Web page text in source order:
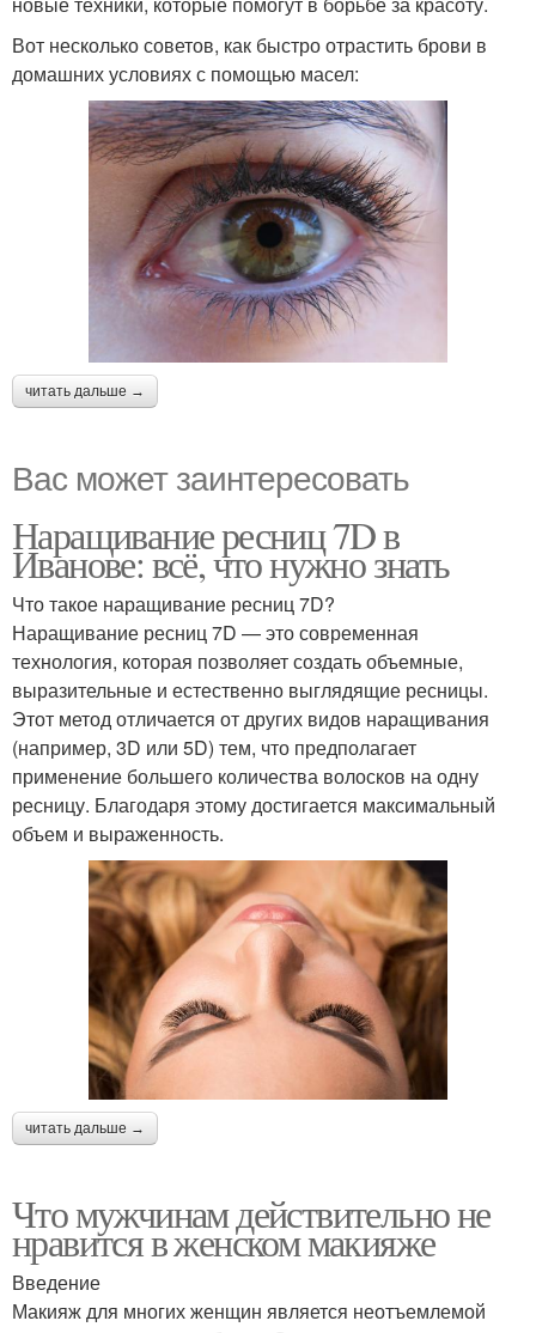
Вот несколько советов, как быстро отрастить брови в
домашних условиях с помощью масел:
читать дальше →
Вас может заинтересовать
Наращивание ресниц 7D в
Иванове: всё, что нужно знать
Что такое наращивание ресниц 7D?
Наращивание ресниц 7D — это современная
технология, которая позволяет создать объемные,
выразительные и естественно выглядящие ресницы.
Этот метод отличается от других видов наращивания
(например, 3D или 5D) тем, что предполагает
применение большего количества волосков на одну
ресницу. Благодаря этому достигается максимальный
объем и выраженность.
читать дальше →
Что мужчинам действительно не
нравится в женском макияже
Введение
Макияж для многих женщин является неотъемлемой